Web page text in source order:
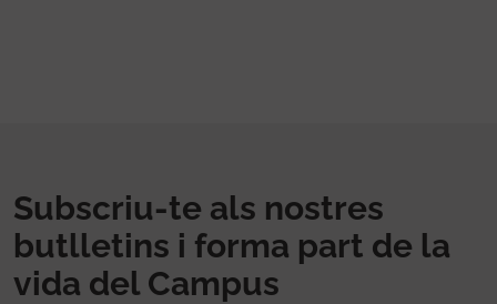
Subscriu-te als nostres
butlletins i forma part de la
vida del Campus